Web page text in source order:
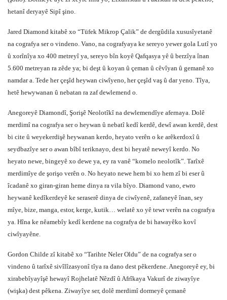
hetanî deryayê Sipî şino.
Jared Diamond kitabê xo “Tüfek Mikrop Çalik” de dergûdila xususîyetanê
na cografya ser o vindeno. Vano, na cografyaya ke sereyo yewer gola Lutî yo
û xorînîya xo 400 metreyî ya, sereyo bîn koyê Qafqasya yê û berzîya înan
5.600 metreyan ra zêde ya; bi deşt û koyan û çeman û cêvîyan û gemanê xo
namdar a. Tede her çeşîd heywan ciwîyeno, her çeşîd vaş û dar yeno. Tîya,
hetê hewywanan û nebatan ra zaf dewlemend o.
Anegoreyê Diamondî, Şorişê Neolotîkî na dewlemendîye afernaya. Dolê
merdimî na cografya ser o heywan û nebatî kedî kerdê, dewî awan kerdê, dest
bi cite û weyekerdişê heywanan kerdo, heyato verên o ke arêkerdoxî û
seydbazîye ser o awan bîbî teriknayo, dest bi heyatê neweyî kerdo. No
heyato newe, bingeyê xo dewe ya, ey ra vanê “komelo neolotîk”. Tarîxê
merdimîye de şorişo verên o. No heyato newe hem bi xo hem zî bi eser û
îcadanê xo giran-giran heme dinya ra vila bîyo. Diamond vano, ewro
heywanê kedîkerdeyê ke seraserê dinya de ciwîyenê, zafaneyê înan, sey
mîye, bize, manga, estor, kerge, kutik… welatê xo yê tewr verên na cografya
ya. Hîna ke nêamebîy kedî kerdene na cografya de bi hawayêko kovî
ciwîyayêne.
Gordon Childe zî kitabê xo “Tarihte Neler Oldu” de na cografya ser o
vindeno û tarîxê sivîlîzasyonî tîya ra dano dest pêkerdene. Anegoreyê ey, bi
xirabebîyayîşê hewayî Rojhelatê Nêzdî û Afrîkaya Vakurî de ziwayîye
(wişka) dest pêkena. Ziwayîye ser, dolê merdimî dormeyê çemanê